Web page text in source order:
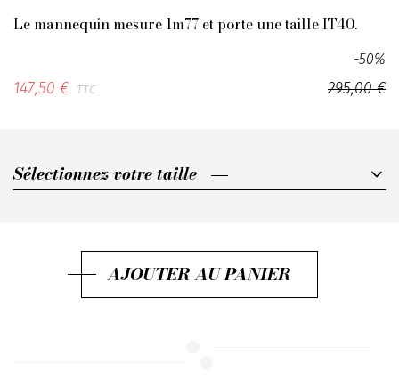
Le mannequin mesure 1m77 et porte une taille IT40.
295,00 €
-50%
147,50 € TTC
Sélectionnez votre taille
Sélectionnez votre taille
AJOUTER AU PANIER